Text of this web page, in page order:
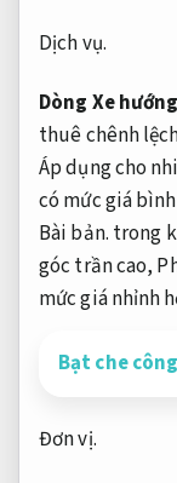
Dịch vụ.
Dòng Xe
thuê chênh
Áp dụng cho
có mức giá
Bài bản. trong
góc trần cao,
mức giá nhỉnh
Bạt che
Đơn vị.